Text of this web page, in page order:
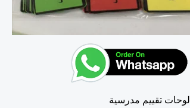
لوحات تقييم مدرسية